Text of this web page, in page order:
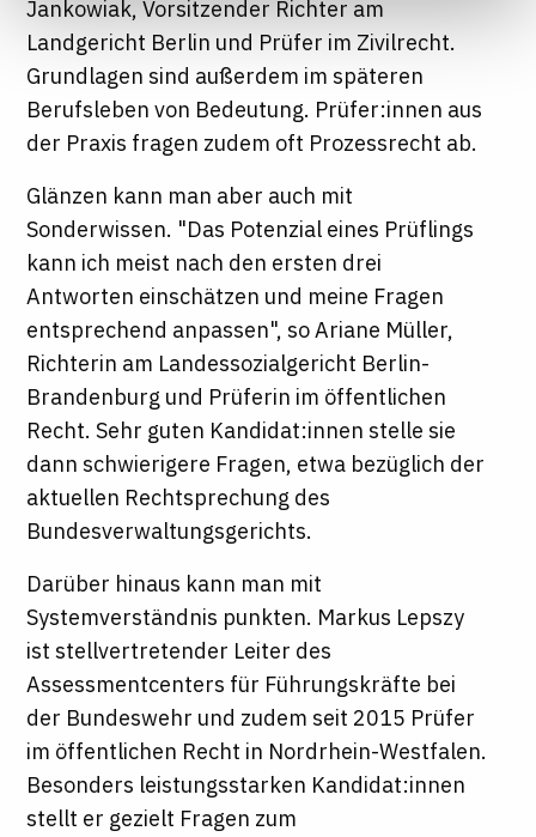
Informationen finden Sie in unseren
Datenschutzhinweisen
Jankowiak, Vorsitzender Richter am
Landgericht Berlin und Prüfer im Zivilrecht.
Grundlagen sind außerdem im späteren
Berufsleben von Bedeutung. Prüfer:innen aus
der Praxis fragen zudem oft Prozessrecht ab.
Glänzen kann man aber auch mit
Sonderwissen. "Das Potenzial eines Prüflings
kann ich meist nach den ersten drei
Antworten einschätzen und meine Fragen
entsprechend anpassen", so Ariane Müller,
Richterin am Landessozialgericht Berlin-
Brandenburg und Prüferin im öffentlichen
Recht. Sehr guten Kandidat:innen stelle sie
dann schwierigere Fragen, etwa bezüglich der
aktuellen Rechtsprechung des
Bundesverwaltungsgerichts.
Darüber hinaus kann man mit
Systemverständnis punkten. Markus Lepszy
ist stellvertretender Leiter des
Assessmentcenters für Führungskräfte bei
der Bundeswehr und zudem seit 2015 Prüfer
im öffentlichen Recht in Nordrhein-Westfalen.
Besonders leistungsstarken Kandidat:innen
stellt er gezielt Fragen zum